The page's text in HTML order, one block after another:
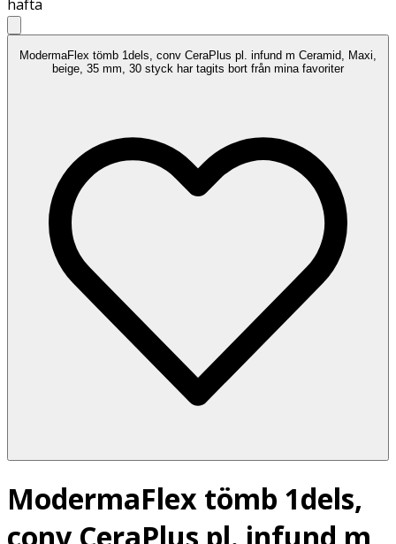
häfta
ModermaFlex tömb 1dels, conv CeraPlus pl. infund m Ceramid, Maxi,
beige, 35 mm, 30 styck har tagits bort från mina favoriter
ModermaFlex tömb 1dels,